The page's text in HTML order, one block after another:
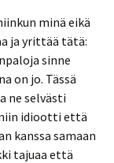
minä eikä
ja yrittää tätä:
sinne
on jo. Tässä
ne selvästi
idiootti että
kanssa samaan
tajuaa että